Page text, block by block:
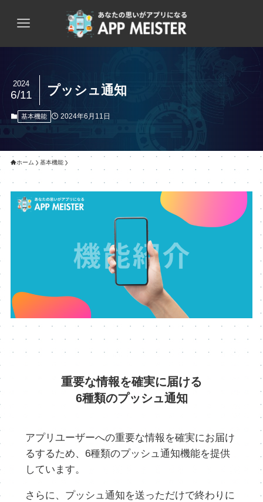
プッシュ通知
2024
6/11
基本機能 2024年6月11日
ホーム 基本機能
重要な情報を確実に届ける
6種類のプッシュ通知
アプリユーザーへの重要な情報を確実にお届け
るするため、6種類のプッシュ通知機能を提供
しています。
さらに、プッシュ通知を送っただけで終わりに